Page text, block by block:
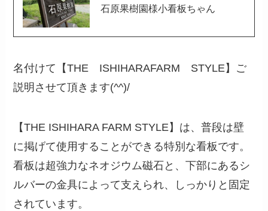
石原果樹園様小看板ちゃん
名付けて【THE ISHIHARAFARM STYLE】ご
説明させて頂きます(^^)/
【THE ISHIHARA FARM STYLE】は、普段は壁
に掲げて使用することができる特別な看板です。
看板は超強力なネオジウム磁石と、下部にあるシ
ルバーの金具によって支えられ、しっかりと固定
されています。